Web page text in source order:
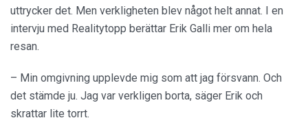
uttrycker det. Men verkligheten blev något helt annat. I en
intervju med Realitytopp berättar Erik Galli mer om hela
resan.
– Min omgivning upplevde mig som att jag försvann. Och
det stämde ju. Jag var verkligen borta, säger Erik och
skrattar lite torrt.